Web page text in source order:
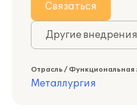
Связаться
Другие
Отрасль / Функциональная
Металлургия